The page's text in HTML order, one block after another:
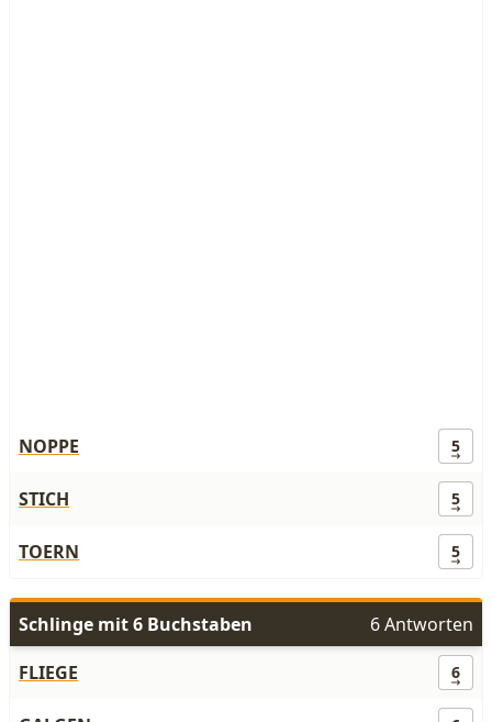
NOPPE 5
STICH 5
TOERN 5
Schlinge mit 6 Buchstaben
6 Antworten
FLIEGE
6